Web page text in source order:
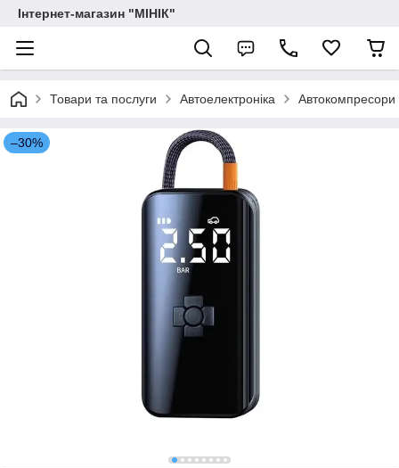
Інтернет-магазин "МІНІК"
Товари та послуги Автоелектроніка Автокомпресори
–30%